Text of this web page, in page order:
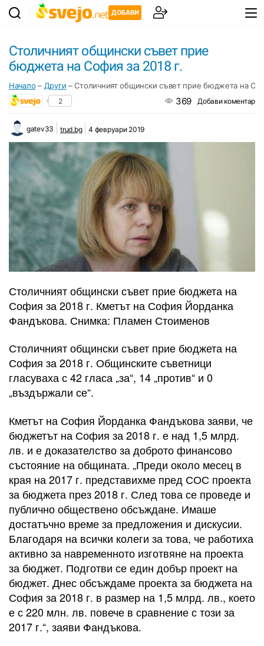
ДОБАВИ
Столичният общински съвет прие
бюджета на София за 2018 г.
Начало – Други –Столичният общински съвет прие бюджета на
2 369 Добави коментар
gatev33 trud.bg 4 февруари 2019
Столичният общински съвет прие бюджета на
София за 2018 г. Кметът на София Йорданка
Фандъкова. Снимка: Пламен Стоименов
Столичният общински съвет прие бюджета на
София за 2018 г. Общинските съветници
гласуваха с 42 гласа „за“, 14 „против“ и 0
„въздържали се“.
Кметът на София Йорданка Фандъкова заяви, че
бюджетът на София за 2018 г. е над 1,5 млрд.
лв. и е доказателство за доброто финансово
състояние на общината. „Преди около месец в
края на 2017 г. представихме пред СОС проекта
за бюджета през 2018 г. След това се проведе и
публично обществено обсъждане. Имаше
достатъчно време за предложения и дискусии.
Благодаря на всички колеги за това, че работиха
активно за навременното изготвяне на проекта
за бюджет. Подготви се един добър проект на
бюджет. Днес обсъждаме проекта за бюджета на
София за 2018 г. в размер на 1,5 млрд. лв., което
е с 220 млн. лв. повече в сравнение с този за
2017 г.“, заяви Фандъкова.